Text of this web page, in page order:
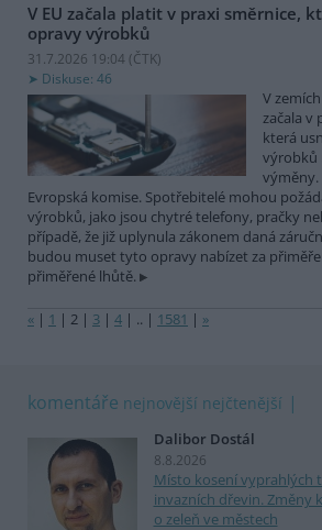
V EU začala platit v praxi směrnice,
opravy výrobků
31.7.2026 19:04 (ČTK)
Diskuse: 46
V
začala v
která
výrobků
výměny.
Evropská komise. Spotřebitelé mohou
výrobků, jako jsou chytré telefony, pračky
případě, že již uplynula zákonem daná
budou muset tyto opravy nabízet za
přiměřené lhůtě.
« | 1 | 2 | 3 | 4 | .. | 1581 | »
komentáře nejnovější nejčtenější
Dalibor Dostál
8.8.2026
Místo kosení vyprahlých
invazních dřevin. Změny
o zeleň ve městech